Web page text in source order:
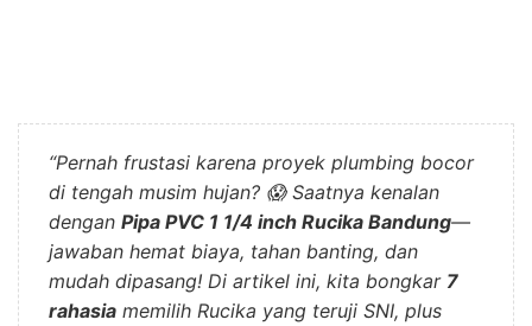
“Pernah frustasi karena proyek plumbing bocor
di tengah musim hujan? 😱 Saatnya kenalan
dengan Pipa PVC 1 1/4 inch Rucika Bandung—
jawaban hemat biaya, tahan banting, dan
mudah dipasang! Di artikel ini, kita bongkar 7
rahasia memilih Rucika yang teruji SNI, plus